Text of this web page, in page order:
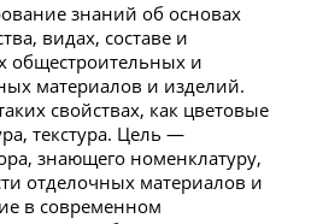
знаний об основах
видах, составе и
общестроительных и
материалов и изделий.
свойствах, как цветовые
текстура. Цель —
знающего номенклатуру,
отделочных материалов и
в современном